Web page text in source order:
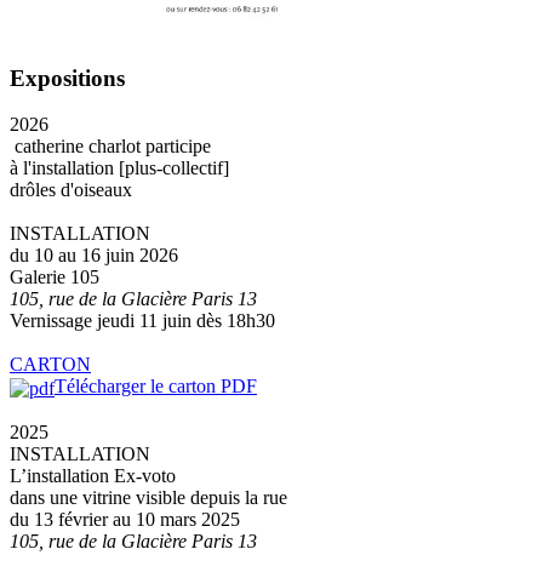
Expositions
2026
catherine charlot participe
à l'installation [plus-collectif]
drôles d'oiseaux
INSTALLATION
du 10 au 16 juin 2026
Galerie 105
105, rue de la Glacière Paris 13
Vernissage jeudi 11 juin dès 18h30
CARTON
Télécharger le carton PDF
2025
INSTALLATION
L’installation Ex-voto
dans une vitrine visible depuis la rue
du 13 février au 10 mars 2025
105, rue de la Glacière Paris 13